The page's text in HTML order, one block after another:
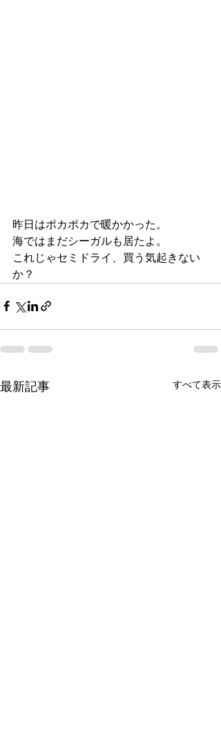
昨日はポカポカで暖かかった。
海ではまだシーガルも居たよ。
これじゃセミドライ、買う気起きない
か？
最新記事 すべて表示